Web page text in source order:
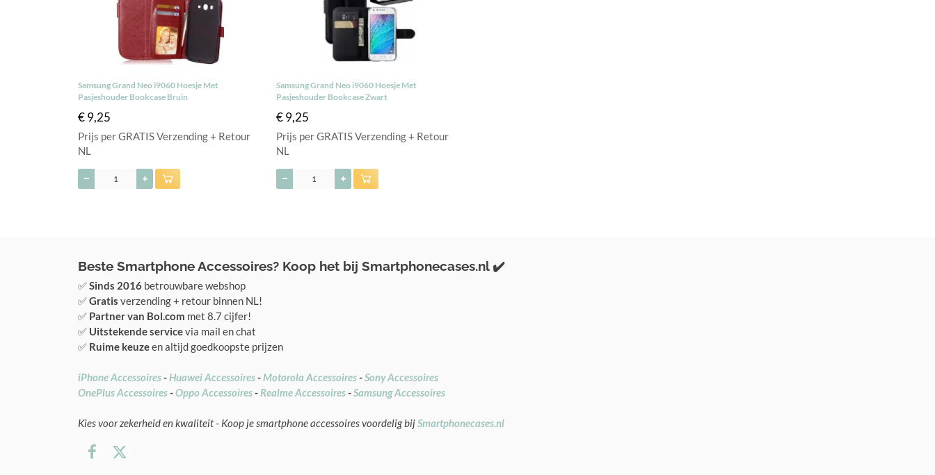
Samsung Grand Neo i9060 Hoesje Met
Pasjeshouder Bookcase Bruin
€ 9,25
Prijs per GRATIS Verzending + Retour
NL
Samsung Grand Neo i9060 Hoesje Met
Pasjeshouder Bookcase Zwart
€ 9,25
Prijs per GRATIS Verzending + Retour
NL
Beste Smartphone Accessoires? Koop het bij Smartphonecases.nl ✔️
✅Sinds 2016 betrouwbare webshop
✅Gratis verzending + retour binnen NL!
✅ Partner van Bol.com met 8.7 cijfer!
✅ Uitstekende servicevia mail en chat
✅ Ruime keuzeen altijd goedkoopste prijzen
iPhone Accessoires- Huawei Accessoires- Motorola Accessoires- Sony Accessoires
OnePlus Accessoires-Oppo Accessoires- Realme Accessoires- Samsung Accessoires
Kies voor zekerheid en kwaliteit - Koop je smartphone accessoires voordelig bij Smartphonecases.nl